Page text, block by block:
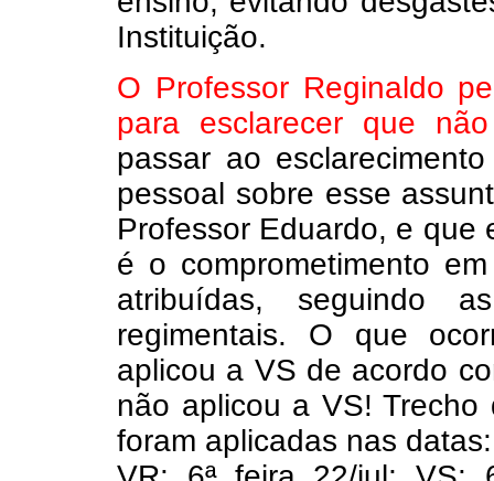
Instituição.
O Professor Reginaldo
para esclarecer que
passar ao
pessoal sobre esse
Professor Eduardo, e que
é o comprometimento
atribuídas, seguindo
regimentais. O que
aplicou a VS de acordo
não aplicou a VS!
foram aplicadas nas